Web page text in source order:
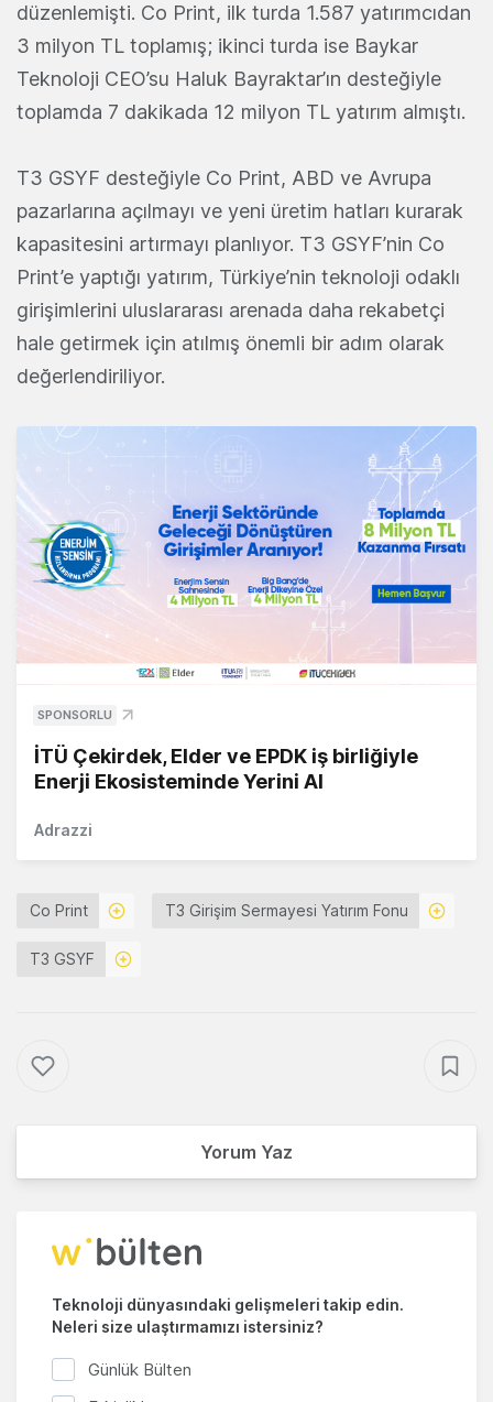
düzenlemişti. Co Print, ilk turda 1.587 yatırımcıdan
3 milyon TL toplamış; ikinci turda ise Baykar
Teknoloji CEO’su Haluk Bayraktar’ın desteğiyle
toplamda 7 dakikada 12 milyon TL yatırım almıştı.
T3 GSYF desteğiyle Co Print, ABD ve Avrupa
pazarlarına açılmayı ve yeni üretim hatları kurarak
kapasitesini artırmayı planlıyor. T3 GSYF’nin Co
Print’e yaptığı yatırım, Türkiye’nin teknoloji odaklı
girişimlerini uluslararası arenada daha rekabetçi
hale getirmek için atılmış önemli bir adım olarak
değerlendiriliyor.
SPONSORLU
İTÜ Çekirdek, Elder ve EPDK iş birliğiyle
Enerji Ekosisteminde Yerini Al
Adrazzi
Co Print T3 Girişim Sermayesi Yatırım Fonu
T3 GSYF
Yorum Yaz
Teknoloji dünyasındaki gelişmeleri takip edin.
Neleri size ulaştırmamızı istersiniz?
Günlük Bülten